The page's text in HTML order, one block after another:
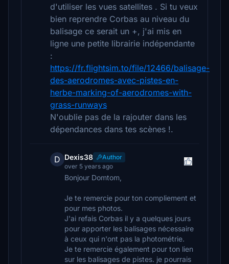
d'utiliser les vues satellites . Si tu veux
bien reprendre Corbas au niveau du
balisage ce serait un +, j'ai mis en
ligne une petite librairie indépendante
:
https://fr.flightsim.to/file/12466/balisage-
des-aerodromes-avec-pistes-en-
herbe-marking-of-aerodromes-with-
grass-runways
N'oublie pas de la rajouter dans les
dépendances dans tes scènes !.
D Dexis38
Author
over 5 years ago
Bonjour Domtom,
Je te remercie pour ton compliement et
pour mes photos.
J'ai refais Corbas il y a quelques jours
pour apporter les balisages nécessaire
à ceux qui n'ont pas la photométrie.
Je te remercie également pour ton lien
sur les balisages de pistes. je pourrais